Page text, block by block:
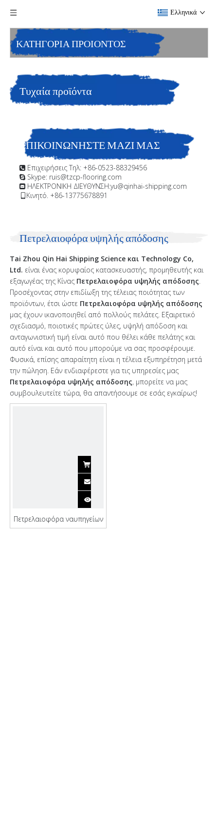
Ελληνικά
ΚΑΤΗΓΟΡΙΑ ΠΡΟΙΟΝΤΟΣ
Τυχαία προϊόντα
ΕΠΙΚΟΙΝΩΝΗΣΤΕ ΜΑΖΙ ΜΑΣ
 Επιχειρήσεις Τηλ: +86-0523-88329456
 Skype: ruis@tzcp-flooring.com
 ΗΛΕΚΤΡΟΝΙΚΗ ΔΙΕΥΘΥΝΣΗ:yu@qinhai-shipping.com
Κινητό. +86-13775678891
Πετρελαιοφόρα υψηλής απόδοσης
Tai Zhou Qin Hai Shipping Science και Technology Co,
Ltd. είναι ένας κορυφαίος κατασκευαστής, προμηθευτής και
εξαγωγέας της Κίνας Πετρελαιοφόρα υψηλής απόδοσης.
Προσέχοντας στην επιδίωξη της τέλειας ποιότητας των
προϊόντων, έτσι ώστε Πετρελαιοφόρα υψηλής απόδοσης
μας έχουν ικανοποιηθεί από πολλούς πελάτες. Εξαιρετικό
σχεδιασμό, ποιοτικές πρώτες ύλες, υψηλή απόδοση και
ανταγωνιστική τιμή είναι αυτό που θέλει κάθε πελάτης και
αυτό είναι και αυτό που μπορούμε να σας προσφέρουμε.
Φυσικά, επίσης απαραίτητη είναι η τέλεια εξυπηρέτηση μετά
την πώληση. Εάν ενδιαφέρεστε για τις υπηρεσίες μας
Πετρελαιοφόρα υψηλής απόδοσης, μπορείτε να μας
συμβουλευτείτε τώρα, θα απαντήσουμε σε εσάς εγκαίρως!
Πετρελαιοφόρα ναυπηγείων
υψηλής απόδοσης Qinhai